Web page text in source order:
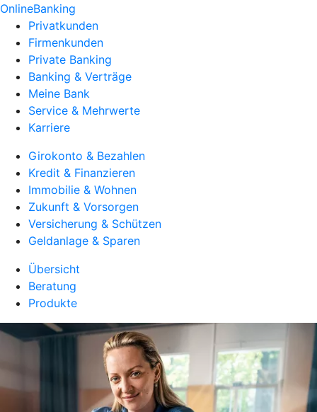
OnlineBanking
Privatkunden
Firmenkunden
Private Banking
Banking & Verträge
Meine Bank
Service & Mehrwerte
Karriere
Girokonto & Bezahlen
Kredit & Finanzieren
Immobilie & Wohnen
Zukunft & Vorsorgen
Versicherung & Schützen
Geldanlage & Sparen
Übersicht
Beratung
Produkte